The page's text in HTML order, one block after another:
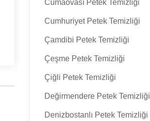
Cumaovası Petek Temizliği
Cumhuriyet Petek Temizliği
Çamdibi Petek Temizliği
Çeşme Petek Temizliği
Çiğli Petek Temizliği
Değirmendere Petek Temizliği
Denizbostanlı Petek Temizliği